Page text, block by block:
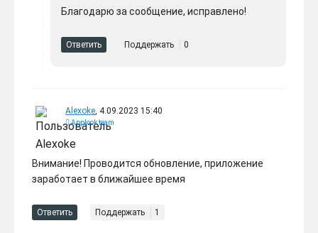
Благодарю за сообщение, исправлено!
Ответить Поддержать 0
Alexoke , 4.09.2023 15:40
Applook team
Внимание! Проводится обновление, приложение
заработает в ближайшее время
Ответить Поддержать 1